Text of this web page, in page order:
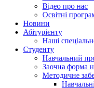
Відео про нас
Освітні
Hовини
Абітурієнту
Наші
Студенту
Навчальний
Заочна форма
Методичне